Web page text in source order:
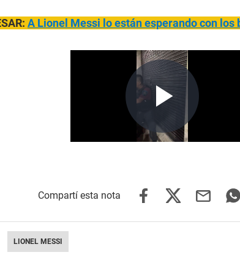
A Lionel Messi lo están esperando con
LIONEL MESSI